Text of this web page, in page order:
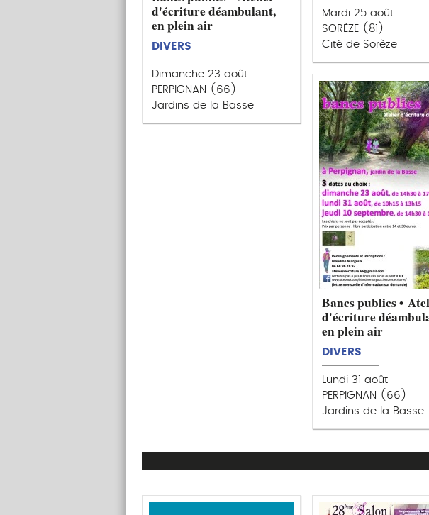
d'écriture déambulant,
en plein air
DIVERS
Dimanche 23 août
PERPIGNAN (66)
Jardins de la Basse
Mardi 25 août
SORÈZE (81)
Cité de Sorèze
Bancs publics •
d'écriture
en plein air
DIVERS
Lundi 31 août
PERPIGNAN (66)
Jardins de la Basse